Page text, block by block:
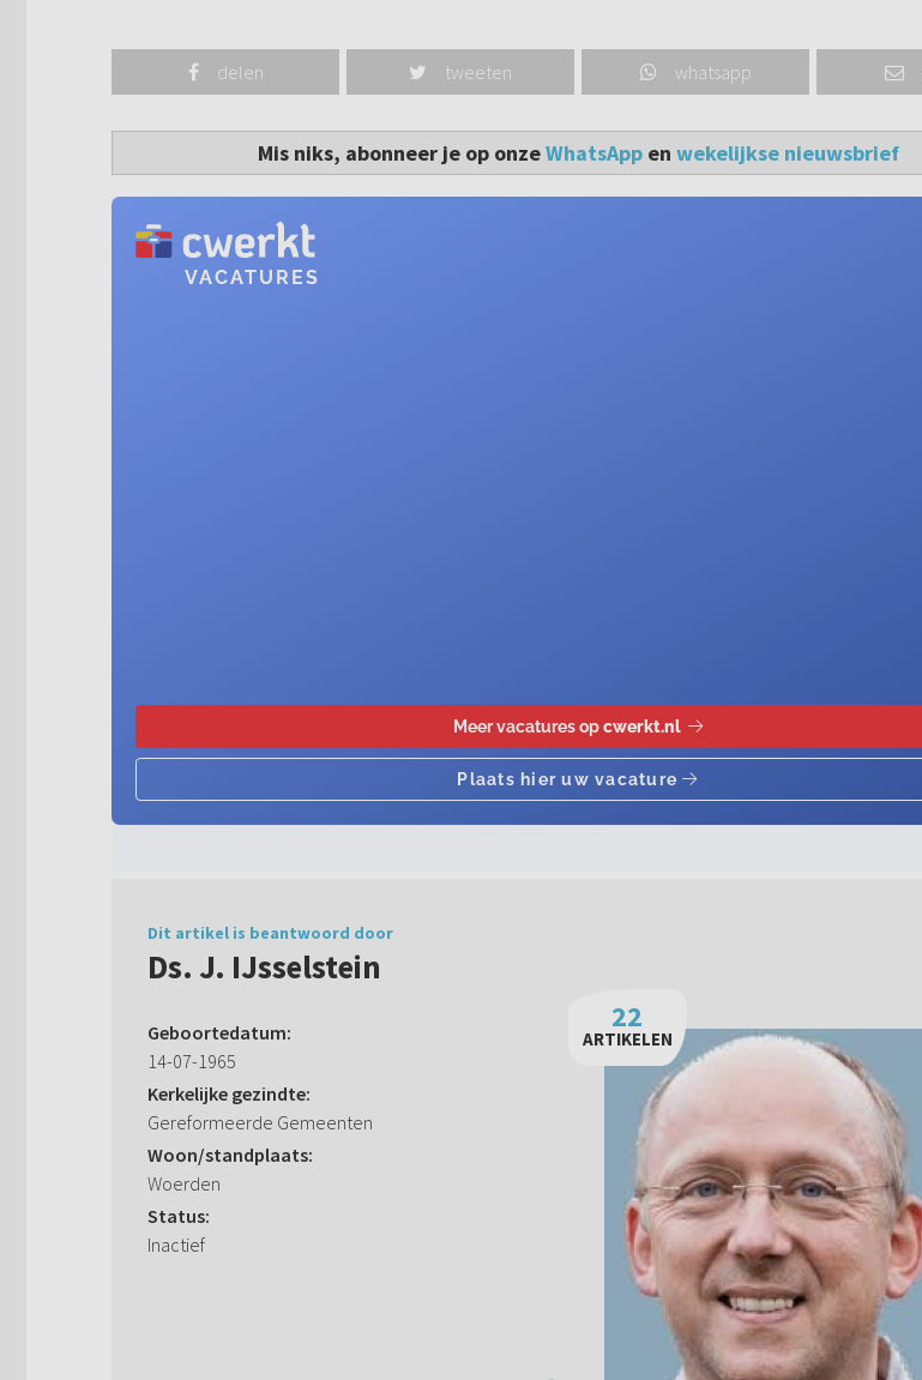
delen tweeten whatsapp
Mis niks, abonneer je op onzeWhatsAppen wekelijkse nieuwsbrief
Dit artikel is beantwoord door
Ds. J. IJsselstein
Geboortedatum:
14-07-1965
Kerkelijke gezindte:
Gereformeerde Gemeenten
Woon/standplaats:
Woerden
Status:
Inactief
22
ARTIKELEN